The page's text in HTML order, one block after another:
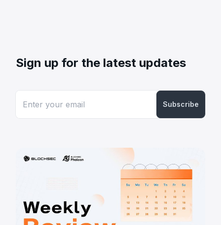
Sign up for the latest updates
Subscribe